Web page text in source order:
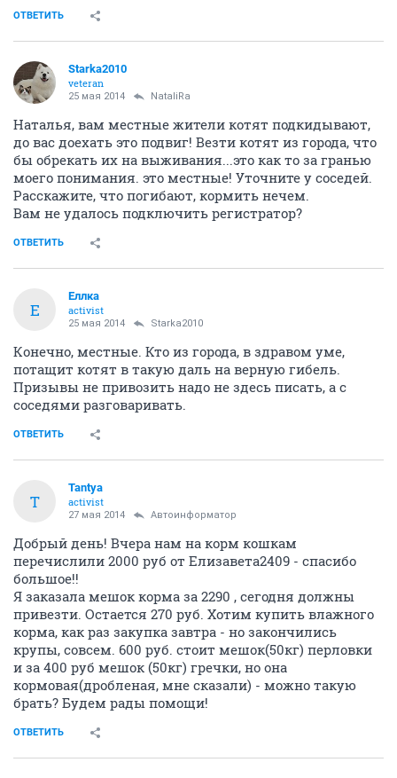
ОТВЕТИТЬ
Starka2010
veteran
25 мая 2014 NataliRa
Наталья, вам местные жители котят подкидывают,
до вас доехать это подвиг! Везти котят из города, что
бы обрекать их на выживания...это как то за гранью
моего понимания. это местные! Уточните у соседей.
Расскажите, что погибают, кормить нечем.
Вам не удалось подключить регистратор?
ОТВЕТИТЬ
Е
Еллка
activist
25 мая 2014 Starka2010
Конечно, местные. Кто из города, в здравом уме,
потащит котят в такую даль на верную гибель.
Призывы не привозить надо не здесь писать, а с
соседями разговаривать.
ОТВЕТИТЬ
T
Tantya
activist
27 мая 2014 Автоинформатор
Добрый день! Вчера нам на корм кошкам
перечислили 2000 руб от Елизавета2409 - спасибо
большое!!
Я заказала мешок корма за 2290 , сегодня должны
привезти. Остается 270 руб. Хотим купить влажного
корма, как раз закупка завтра - но закончились
крупы, совсем. 600 руб. стоит мешок(50кг) перловки
и за 400 руб мешок (50кг) гречки, но она
кормовая(дробленая, мне сказали) - можно такую
брать? Будем рады помощи!
ОТВЕТИТЬ